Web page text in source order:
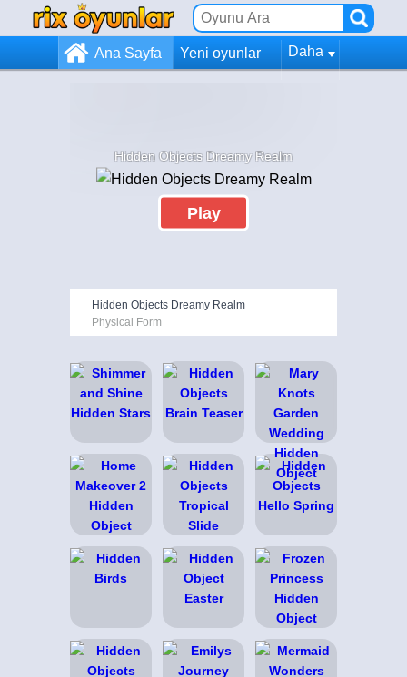
Ana Sayfa Yeni oyunlar Daha
Hidden Objects Dreamy Realm
Play
Hidden Objects Dreamy Realm
Physical Form